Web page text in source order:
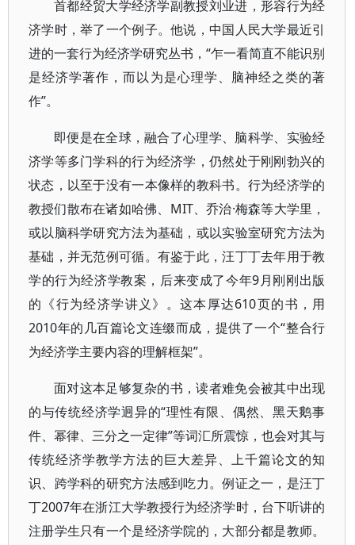
首都经贸大学经济学副教授刘业进，形容行为经
济学时，举了一个例子。他说，中国人民大学最近引
进的一套行为经济学研究丛书，“乍一看简直不能识别
是经济学著作，而以为是心理学、脑神经之类的著
作”。
即便是在全球，融合了心理学、脑科学、实验经
济学等多门学科的行为经济学，仍然处于刚刚勃兴的
状态，以至于没有一本像样的教科书。行为经济学的
教授们散布在诸如哈佛、MIT、乔治·梅森等大学里，
或以脑科学研究方法为基础，或以实验室研究方法为
基础，并无范例可循。有鉴于此，汪丁丁去年用于教
学的行为经济学教案，后来变成了今年9月刚刚出版
的《行为经济学讲义》。这本厚达610页的书，用
2010年的几百篇论文连缀而成，提供了一个“整合行
为经济学主要内容的理解框架”。
面对这本足够复杂的书，读者难免会被其中出现
的与传统经济学迥异的“理性有限、偶然、黑天鹅事
件、幂律、三分之一定律”等词汇所震惊，也会对其与
传统经济学教学方法的巨大差异、上千篇论文的知
识、跨学科的研究方法感到吃力。例证之一，是汪丁
丁2007年在浙江大学教授行为经济学时，台下听讲的
注册学生只有一个是经济学院的，大部分都是教师。